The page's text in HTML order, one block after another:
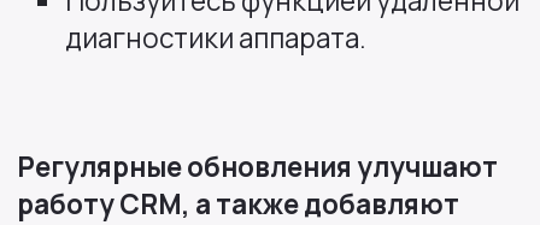
диагностики аппарата.
Регулярные обновления улучшают
работу CRM, а также добавляют